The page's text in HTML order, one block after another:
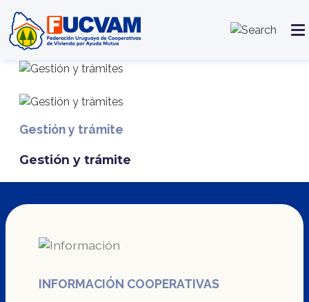
Gestión y trámite
Gestión y trámite
INFORMACIÓN COOPERATIVAS